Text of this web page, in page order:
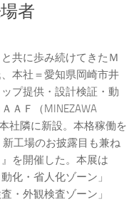
者
共に歩み続けてきたＭ
本社＝愛知県岡崎市井
プ提供・設計検証・動
ＡＦ（MINEZAWA
社隣に新設。本格稼働を
工場のお披露目も兼ね
を開催した。本展は
化・省人化ゾーン」
・外観検査ゾーン」